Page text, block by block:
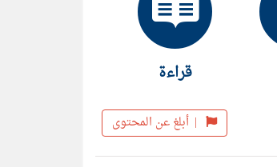
قراءة
| أبلغ عن المحتوى